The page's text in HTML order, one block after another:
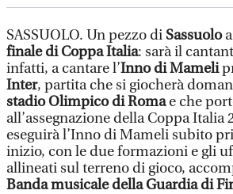
SASSUOLO. Un pezzo di Sassuoloa
finale di Coppa Italia: sarà il
infatti, a cantare l’Inno di Mameli
Inter, partita che si giocherà
stadio Olimpico di Romae che
all’assegnazione della Coppa Italia
eseguirà l’Inno di Mameli subito
inizio, con le due formazioni e gli
allineati sul terreno di gioco,
Banda musicale della Guardia di